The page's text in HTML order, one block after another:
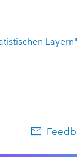
Layern"